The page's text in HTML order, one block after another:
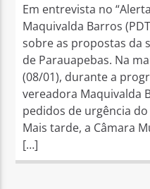
Em entrevista no
Maquivalda Barros
sobre as propostas da
de Parauapebas. Na
(08/01), durante a
vereadora Maquivalda
pedidos de urgência
Mais tarde, a Câmara
[…]